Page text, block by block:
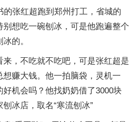
的张红超跑到郑州打工，省城的
别想吃一碗刨冰，可是他跑遍整个
的。
来，不吃就不吃吧，可是张红超是
赚大钱。他一拍脑袋，灵机一
机会吗？他找奶奶借了3000块
冰店，取名“寒流刨冰”